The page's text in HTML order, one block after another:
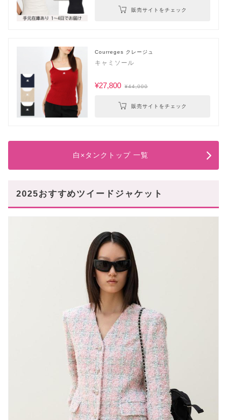
販売サイトをチェック
Courreges クレージュ
キャミソール
¥27,800 ¥44,000
販売サイトをチェック
白×タンクトップ 一覧
2025おすすめツイードジャケット